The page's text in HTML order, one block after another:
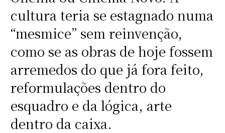
cultura teria se estagnado numa
“mesmice” sem reinvenção,
como se as obras de hoje fossem
arremedos do que já fora feito,
reformulações dentro do
esquadro e da lógica, arte
dentro da caixa.